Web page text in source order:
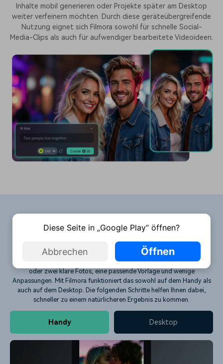
Inhalte mobil generieren oder Projekte später am Desktop
weiter verfeinern möchten. Durch diese geräteübergreifende
Nutzung eignet sich Filmora sowohl für schnelle Social-
Media-Clips als auch für aufwendiger bearbeitete Videoideen.
Wie kann man mit Filmora ein KI
Kussvideo erstellen?
Um ein KI Kussvideo zu erstellen, benötigen Sie in der Regel nur ein
oder zwei klare Fotos, eine passende Vorlage und wenige
Anpassungen. Mit Filmora funktioniert das sowohl auf dem Handy als
auch auf dem Desktop. Die folgenden Schritte helfen Ihnen dabei,
schneller zu einem natürlicheren Ergebnis zu kommen.
Handy Desktop
Diese Seite in „Google Play“ öffnen?
Abbrechen Öffnen